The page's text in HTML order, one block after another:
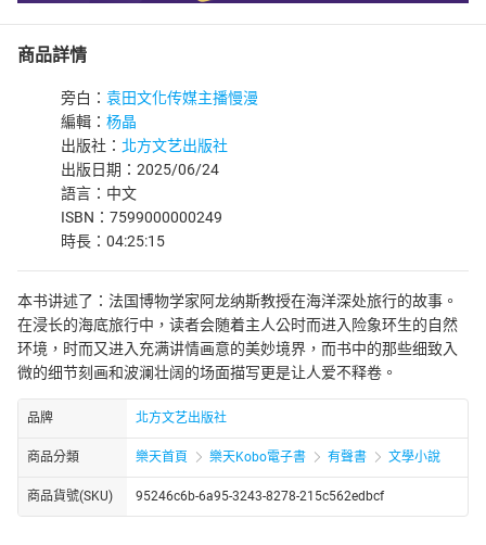
商品詳情
旁白： 袁田文化传媒主播慢漫
編輯： 杨晶
出版社： 北方文艺出版社
出版日期：2025/06/24
語言：中文
ISBN：7599000000249
時長：04:25:15
本书讲述了：法国博物学家阿龙纳斯教授在海洋深处旅行的故事。
在浸长的海底旅行中，读者会随着主人公时而进入险象环生的自然
环境，时而又进入充满讲情画意的美妙境界，而书中的那些细致入
微的细节刻画和波澜壮阔的场面描写更是让人爱不释卷。
品牌 北方文艺出版社
商品分類 樂天首頁 樂天Kobo電子書 有聲書 文學小說
商品貨號(SKU) 95246c6b-6a95-3243-8278-215c562edbcf